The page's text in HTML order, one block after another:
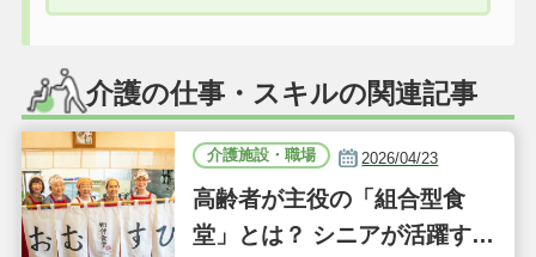
介護の仕事・スキルの関連記事
介護施設・職場 2026/04/23
高齢者が主役の「組合型食
堂」とは？ シニアが活躍する